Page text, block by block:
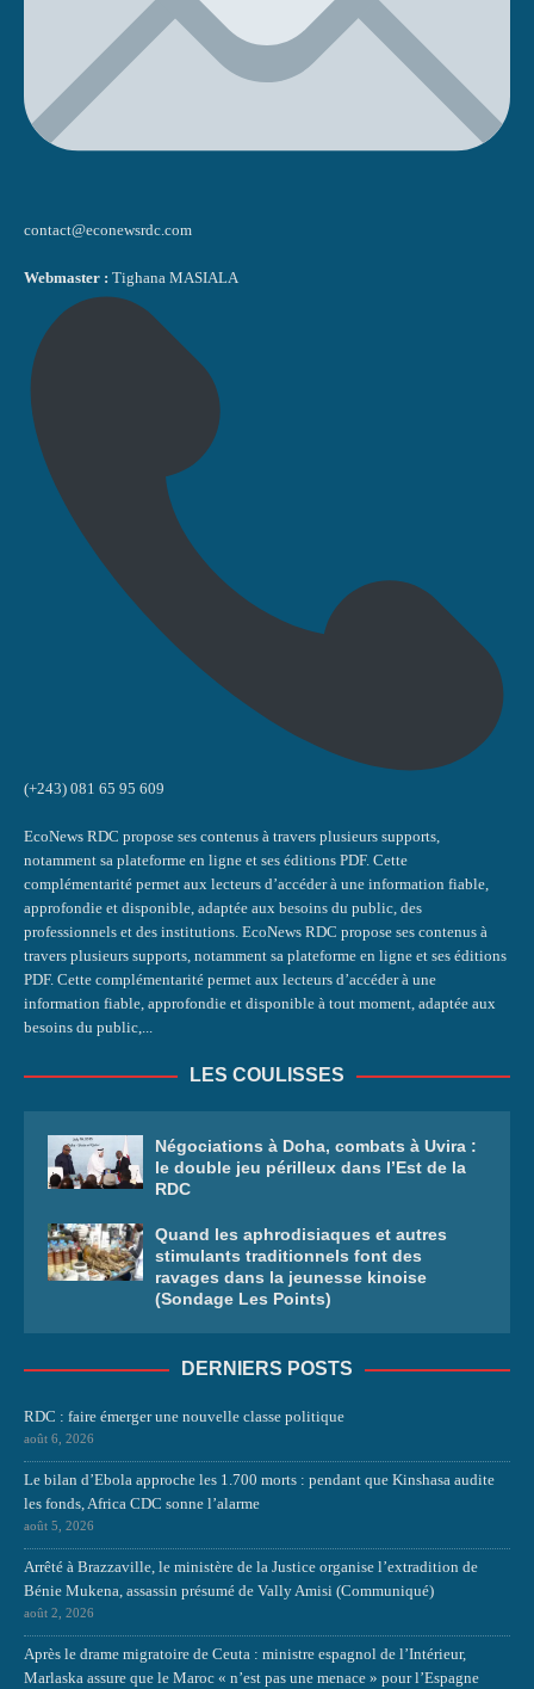
contact@econewsrdc.com
Webmaster : Tighana MASIALA
(+243) 081 65 95 609
EcoNews RDC propose ses contenus à travers plusieurs supports,
notamment sa plateforme en ligne et ses éditions PDF. Cette
complémentarité permet aux lecteurs d’accéder à une information fiable,
approfondie et disponible, adaptée aux besoins du public, des
professionnels et des institutions. EcoNews RDC propose ses contenus à
travers plusieurs supports, notamment sa plateforme en ligne et ses éditions
PDF. Cette complémentarité permet aux lecteurs d’accéder à une
information fiable, approfondie et disponible à tout moment, adaptée aux
besoins du public,...
LES COULISSES
Négociations à Doha, combats à Uvira :
le double jeu périlleux dans l’Est de la
RDC
Quand les aphrodisiaques et autres
stimulants traditionnels font des
ravages dans la jeunesse kinoise
(Sondage Les Points)
DERNIERS POSTS
RDC : faire émerger une nouvelle classe politique
août 6, 2026
Le bilan d’Ebola approche les 1.700 morts : pendant que Kinshasa audite
les fonds, Africa CDC sonne l’alarme
août 5, 2026
Arrêté à Brazzaville, le ministère de la Justice organise l’extradition de
Bénie Mukena, assassin présumé de Vally Amisi (Communiqué)
août 2, 2026
Après le drame migratoire de Ceuta : ministre espagnol de l’Intérieur,
Marlaska assure que le Maroc « n’est pas une menace » pour l’Espagne